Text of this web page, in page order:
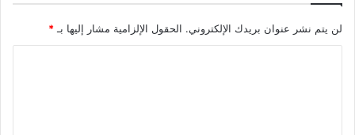
لن يتم نشر عنوان بريدك الإلكتروني. الحقول الإلزامية مشار إليها بـ *